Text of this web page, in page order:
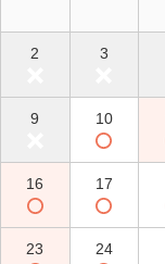
2 3
9 10
16 17
23 24